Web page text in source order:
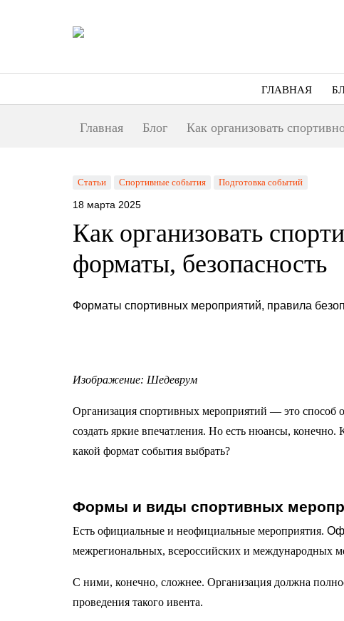
ГЛАВНАЯ
Главная Блог Как организовать
Статьи Спортивные события Подготовка событий
18 марта 2025
Как организовать
форматы, безопасность
Форматы спортивных мероприятий, правила
Изображение: Шедеврум
Организация спортивных мероприятий — это способ
создать яркие впечатления. Но есть нюансы,
какой формат события выбрать?
Формы и виды спортивных
Есть официальные и неофициальные мероприятия.
межрегиональных, всероссийских и международных
С ними, конечно, сложнее. Организация должна
проведения такого ивента.